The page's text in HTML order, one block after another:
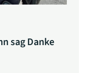
sag Danke